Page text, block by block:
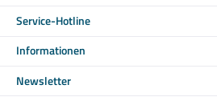
Service-Hotline
Informationen
Newsletter